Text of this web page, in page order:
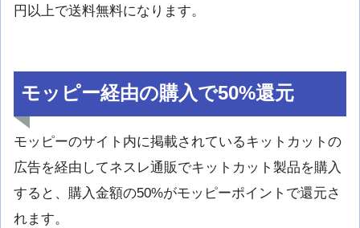
円以上で送料無料になります。
モッピー経由の購入で50%還元
モッピーのサイト内に掲載されているキットカットの
広告を経由してネスレ通販でキットカット製品を購入
すると、購入金額の50%がモッピーポイントで還元さ
れます。